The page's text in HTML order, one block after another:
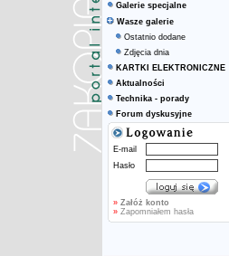
Galerie specjalne
Wasze galerie
Ostatnio dodane
Zdjęcia dnia
KARTKI ELEKTRONICZNE
Aktualności
Technika - porady
Forum dyskusyjne
E-mail
Hasło
» Załóż konto
» Zapomniałem hasła